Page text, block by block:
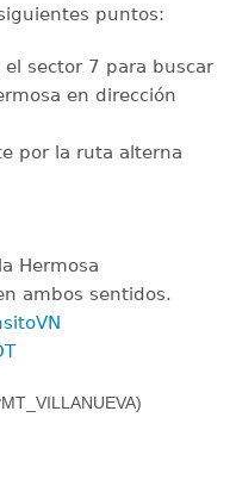
puntos:
el sector 7 para buscar
en dirección
por la ruta alterna
Hermosa
ambos sentidos.